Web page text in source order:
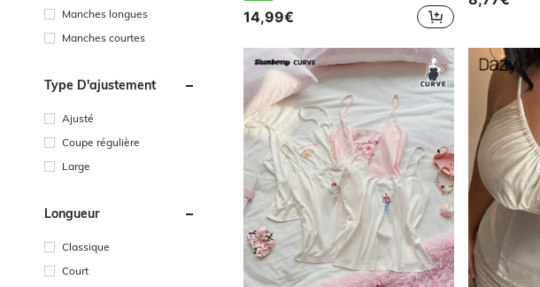
Manches longues
Manches courtes
Type D'ajustement
Ajusté
Coupe régulière
Large
Longueur
Classique
Court
14,99€